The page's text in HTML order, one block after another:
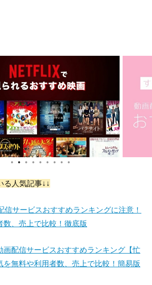
● ● ● ● ● ● ● ● ●
る人気記事↓↓
信サービスおすすめランキングに注意！
数、売上で比較！徹底版
画配信サービスおすすめランキング【忙
を無料や利用者数、売上で比較！簡易版